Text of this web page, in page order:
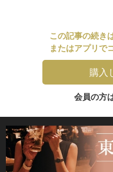
この記事の続き
またはアプリで
購入
会員の方